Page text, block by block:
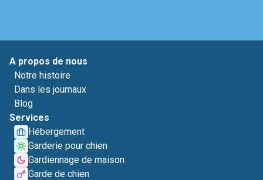
A propos de nous
Notre histoire
Dans les journaux
Blog
Services
Hébergement
Garderie pour chien
Gardiennage de maison
Garde de chien